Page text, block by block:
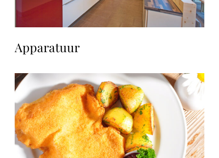
Apparatuur